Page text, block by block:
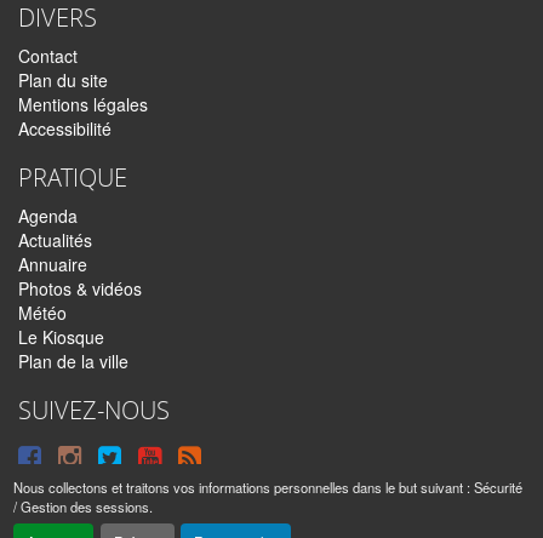
Nous collectons et traitons vos informations personnelles dans le but suivant :Sécurité
/ Gestion des sessions.
DIVERS
Contact
Plan du site
Mentions légales
Accessibilité
PRATIQUE
Agenda
Actualités
Annuaire
Photos & vidéos
Météo
Le Kiosque
Plan de la ville
SUIVEZ-NOUS
Suivre
sur
Suivre
sur
Suivre
sur
Syndiquer
tout